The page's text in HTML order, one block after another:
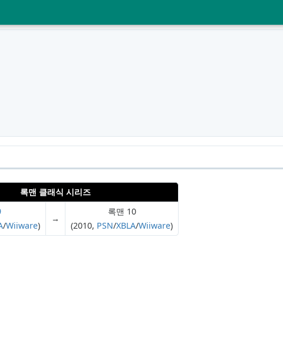
록맨 클래식 시리즈
/Wiiware)
→
록맨 10
(2010, PSN/XBLA/Wiiware)